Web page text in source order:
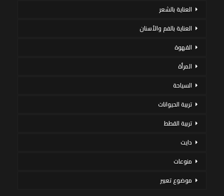
العناية بالشعر
العناية بالفم والأسنان
القهوة
المرأة
السياحة
تربية الحيوانات
تربية القطط
دايت
منوعات
موضوع تعبير